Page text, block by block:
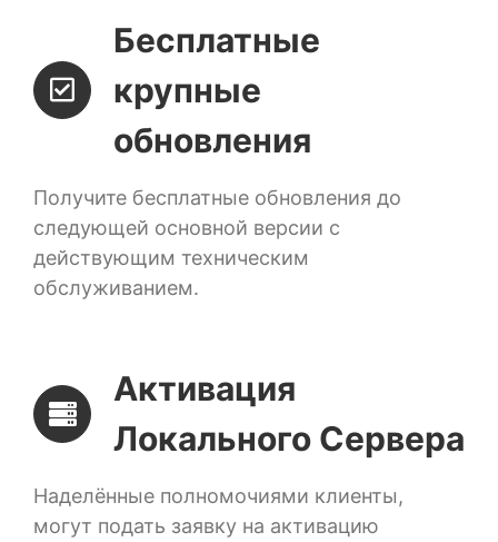
Бесплатные
крупные
обновления
Получите бесплатные обновления до
следующей основной версии с
действующим техническим
обслуживанием.
Активация
Локального Сервера
Наделённые полномочиями клиенты,
могут подать заявку на активацию